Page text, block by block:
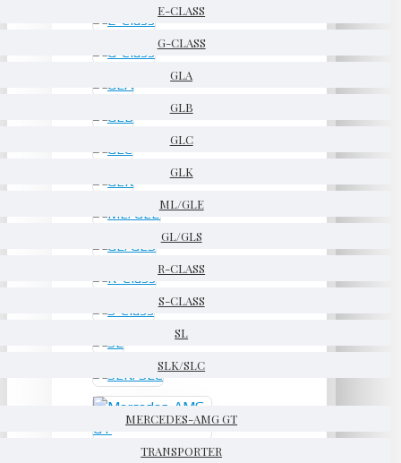
E-CLASS
G-CLASS
GLA
GLB
GLC
GLK
ML/GLE
GL/GLS
R-CLASS
S-CLASS
SL
SLK/SLC
MERCEDES-AMG GT
TRANSPORTER